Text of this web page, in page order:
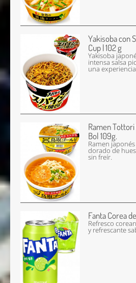
Yakisoba con
Cup | 102 g
Yakisoba
intensa salsa
una
Ramen Tottori
Bol 109g.
Ramen
dorado de
sin freír.
Fanta Corea
Refresco
y refrescante